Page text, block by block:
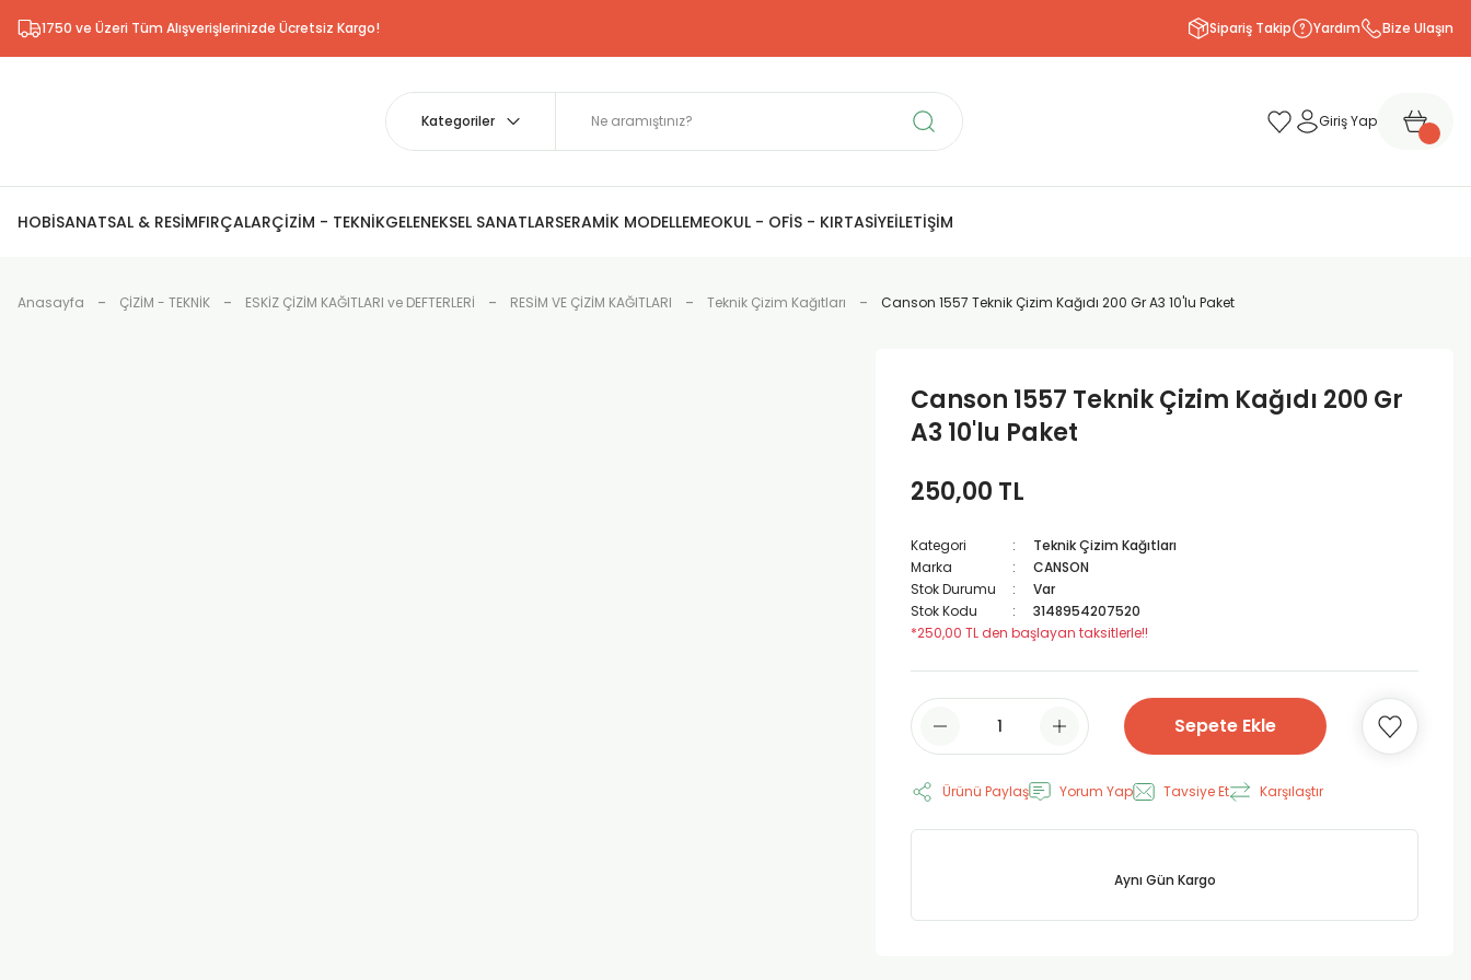
1750 ve Üzeri Tüm Alışverişlerinizde Ücretsiz Kargo! Sipariş Takip Yardım Bize Ulaşın
Giriş Yap
HOBİSANATSAL & RESİMFIRÇALARÇİZİM - TEKNİKGELENEKSEL SANATLARSERAMİK MODELLEMEOKUL - OFİS - KIRTASİYEİLETİŞİM
Anasayfa ÇİZİM - TEKNİK ESKİZ ÇİZİM KAĞITLARI ve DEFTERLERİ RESİM VE ÇİZİM KAĞITLARI Teknik Çizim Kağıtları Canson 1557 Teknik Çizim Kağıdı 200 Gr A3 10'lu Paket
Canson 1557 Teknik Çizim Kağıdı 200 Gr
A3 10'lu Paket
250,00 TL
Kategori
Teknik Çizim Kağıtları
Marka
CANSON
Stok Durumu
Var
Stok Kodu
3148954207520
*250,00 TL den başlayan taksitlerle!!
Sepete Ekle
Ürünü Paylaş Yorum Yap Tavsiye Et Karşılaştır
Aynı Gün Kargo